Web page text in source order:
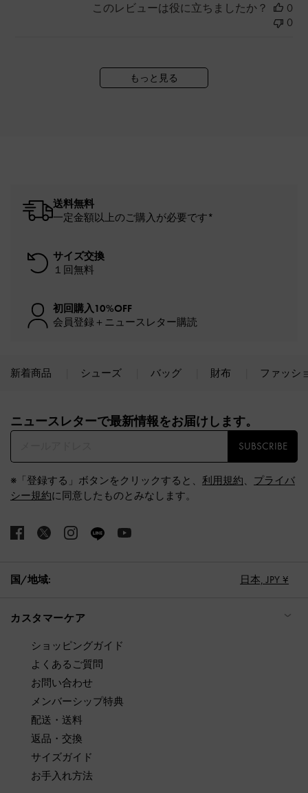
このレビューは役に立ちましたか？
0
0
もっと見る
送料無料
一定金額以上のご購入が必要です*
サイズ交換
１回無料
初回購入10%OFF
会員登録＋ニュースレター購読
新着商品 シューズ バッグ 財布 ファッシ
ニュースレターで最新情報をお届けします。​
SUBSCRIBE
※「登録する」ボタンをクリックすると、 利用規約、 プライバ
シー規約に同意したものとみなします。
国/地域: 日本, JPY ¥
カスタマーケア
ショッピングガイド
よくあるご質問
お問い合わせ
メンバーシップ特典
配送・送料
返品・交換
サイズガイド
お手入れ方法